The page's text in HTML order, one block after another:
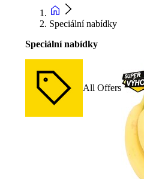
Speciální nabídky
Speciální nabídky
All Offers